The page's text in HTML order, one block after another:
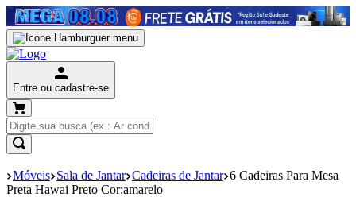
Entre ou cadastre-se
Móveis Sala de Jantar Cadeiras de Jantar 6 Cadeiras Para Mesa
Preta Hawai Preto Cor:amarelo